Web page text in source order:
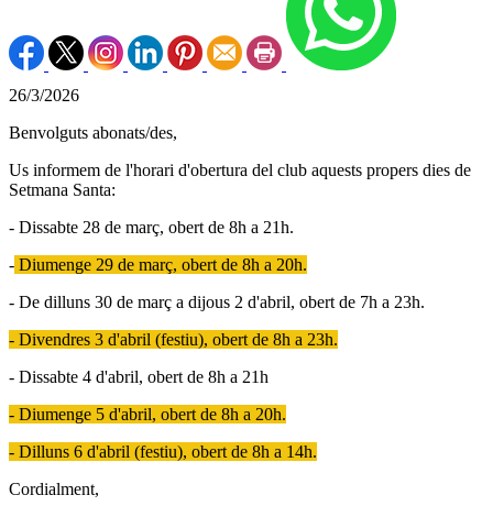
26/3/2026
Benvolguts abonats/des,
Us informem de l'horari d'obertura del club aquests propers dies de
Setmana Santa:
- Dissabte 28 de març, obert de 8h a 21h.
- Diumenge 29 de març, obert de 8h a 20h.
- De dilluns 30 de març a dijous 2 d'abril, obert de 7h a 23h.
- Divendres 3 d'abril (festiu), obert de 8h a 23h.
- Dissabte 4 d'abril, obert de 8h a 21h
- Diumenge 5 d'abril, obert de 8h a 20h.
- Dilluns 6 d'abril (festiu), obert de 8h a 14h.
Cordialment,